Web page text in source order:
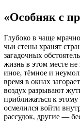
«Особняк с
Глубоко в чаще
чьи стены хранят
загадочных
жизнь в этом месте
иное, тёмное и
время в окнах
воздух разрывают
приближаться к
осмелился войти
рассудок, другие —